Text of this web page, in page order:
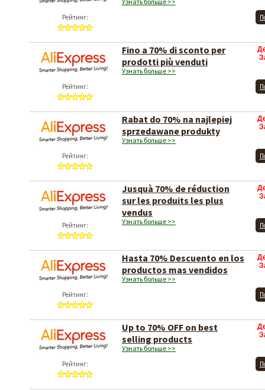
Рейтинг:
Рейтинг:
Fino a 70% di sconto per
prodotti più venduti
Узнать больше >>
Рейтинг:
Rabat do 70% na najlepiej
sprzedawane produkty
Узнать больше >>
Рейтинг:
Jusquà 70% de réduction
sur les produits les plus
vendus
Узнать больше >>
Рейтинг:
Hasta 70% Descuento en los
productos mas vendidos
Узнать больше >>
Рейтинг:
Up to 70% OFF on best
selling products
Узнать больше >>